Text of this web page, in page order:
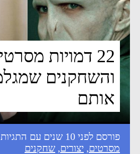
22 דמויות
והשחקנים
אותם
פורסם לפני 10 שנים עם התגיות
מסרטים, יצורים, שחקנים